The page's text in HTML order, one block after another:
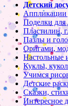
Детский
Аппликации
Поделки для
Пластилин,
Пазлы и
Оригами,
Настольные
Куклы,
Учимся
Детские
Сказки,
Интересное